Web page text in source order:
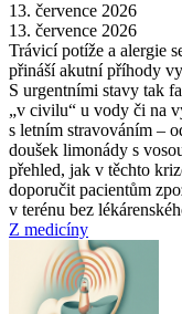
13. července 2026
13. července 2026
Trávicí potíže a alergie
přináší akutní příhody
S urgentními stavy tak
„v civilu“ u vody či na
s letním stravováním –⁠
doušek limonády s
přehled, jak v těchto
doporučit pacientům
v terénu bez
Z medicíny